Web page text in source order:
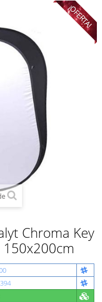
¡OFERTA!
Chroma Key